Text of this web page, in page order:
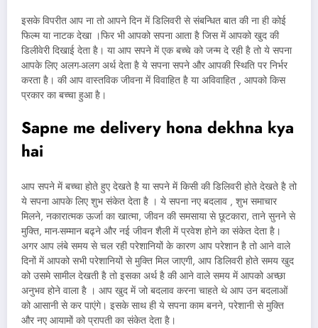
इसके विपरीत आप ना तो आपने दिन में डिलिवरी से संबन्धित बात की ना ही कोई
फिल्म या नाटक देखा ।फिर भी आपको सपना आता है जिस में आपको खुद की
डिलीवेरी दिखाई देता है। या आप सपने में एक बच्चे को जन्म दे रही है तो ये सपना
आपके लिए अलग-अलग अर्थ देता है ये सपना सपने और आपकी स्थिति पर निर्भर
करता है। की आप वास्तविक जीवना में विवाहित है या अविवाहित , आपको किस
प्रकार का बच्चा हुआ है।
Sapne me delivery hona dekhna kya
hai
आप सपने में बच्चा होते हुए देखते है या सपने में किसी की डिलिवरी होते देखते है तो
ये सपना आपके लिए शुभ संकेत देता है । ये सपना नए बदलाव , शुभ समाचार
मिलने, नकारात्मक ऊर्जा का खात्मा, जीवन की समसाया से छूटकारा, ताने सुनने से
मुक्ति, मान-सम्मान बढ्ने और नई जीवन शैली में प्रवेश होने का संकेत देता है।
अगर आप लंबे समय से चल रही परेशानियों के कारण आप परेशान है तो आने वाले
दिनों में आपको सभी परेशानियों से मुक्ति मिल जाएगी, आप डिलिवरी होते समय खुद
को उसमे सामील देखती है तो इसका अर्थ है की आने वाले समय में आपको अच्छा
अनुभव होने वाला है । आप खुद में जो बदलाव करना चाहते थे आप उन बदलाओं
को आसानी से कर पाएंगे। इसके साथ ही ये सपना काम बनने, परेशानी से मुक्ति
और नए आयामों को प्रापती का संकेत देता है।